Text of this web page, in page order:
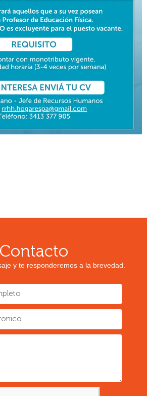
Contacto
y te responderemos a la brevedad.